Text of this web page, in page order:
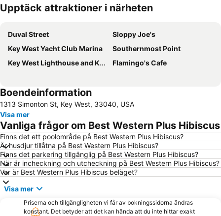
Förstora kartan
Upptäck attraktioner i närheten
Duval Street
Sloppy Joe's
Key West Yacht Club Marina
Southernmost Point
Key West Lighthouse and Keeper's Quarters Museum
Flamingo's Cafe
Boendeinformation
1313 Simonton St, Key West, 33040, USA
Visa mer
Vanliga frågor om Best Western Plus Hibiscus
Finns det ett poolområde på Best Western Plus Hibiscus?
Är husdjur tillåtna på Best Western Plus Hibiscus?
Finns det parkering tillgänglig på Best Western Plus Hibiscus?
När är incheckning och utcheckning på Best Western Plus Hibiscus?
Var är Best Western Plus Hibiscus beläget?
Visa mer
Priserna och tillgängligheten vi får av bokningssidorna ändras
konstant. Det betyder att det kan hända att du inte hittar exakt